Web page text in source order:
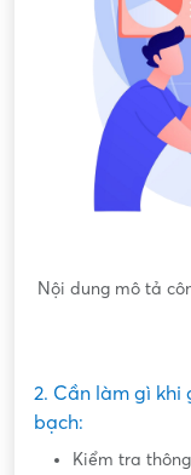
Nội dung mô tả
2. Cần làm gì khi
bạch:
Kiểm tra